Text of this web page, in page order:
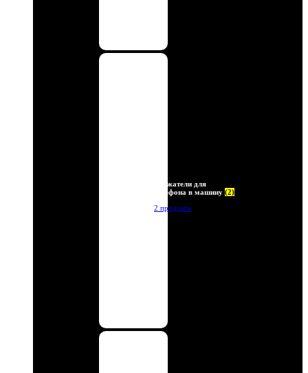
Держатели для
телефона в машину (2)
2 продукта